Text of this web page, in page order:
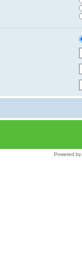
Powered by